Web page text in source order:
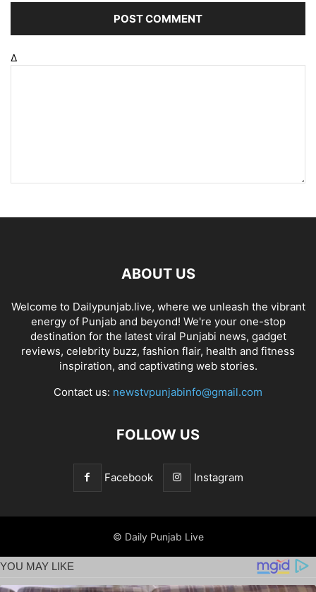
Δ
ABOUT US
Welcome to Dailypunjab.live, where we unleash the vibrant
energy of Punjab and beyond! We're your one-stop
destination for the latest viral Punjabi news, gadget
reviews, celebrity buzz, fashion flair, health and fitness
inspiration, and captivating web stories.
Contact us: newstvpunjabinfo@gmail.com
FOLLOW US
Facebook Instagram
© Daily Punjab Live